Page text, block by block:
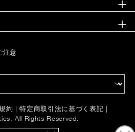
注意
約 |特定商取引法に基づく表記 |
All Rights Reserved.